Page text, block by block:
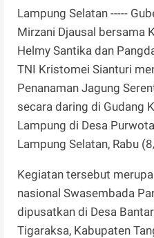
Lampung Selatan -----
Mirzani Djausal bersama
Helmy Santika dan
TNI Kristomei Sianturi
Penanaman Jagung
secara daring di Gudang
Lampung di Desa
Lampung Selatan, Rabu
Kegiatan tersebut
nasional Swasembada
dipusatkan di Desa
Tigaraksa, Kabupaten